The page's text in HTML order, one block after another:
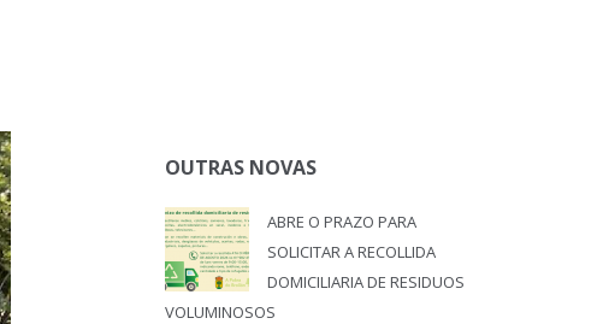
OUTRAS NOVAS
ABRE O PRAZO PARA
SOLICITAR A RECOLLIDA
DOMICILIARIA DE RESIDUOS
VOLUMINOSOS